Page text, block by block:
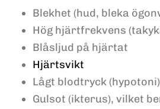
Blekhet (hud, bleka
Hög hjärtfrekvens
Blåsljud på hjärtat
Hjärtsvikt
Lågt blodtryck (hypotoni)
Gulsot (ikterus), vilket